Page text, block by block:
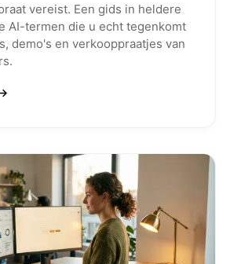
vereist. Een gids in heldere
AI-termen die u echt tegenkomt
demo's en verkooppraatjes van